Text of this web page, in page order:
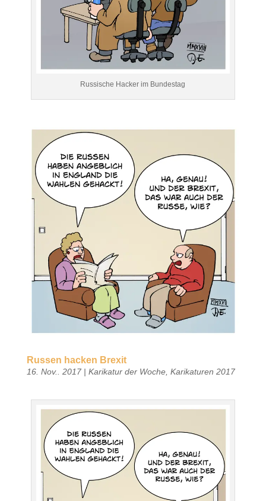
Russische Hacker im Bundestag
Russen hacken Brexit
16. Nov.. 2017| Karikatur der Woche, Karikaturen 2017